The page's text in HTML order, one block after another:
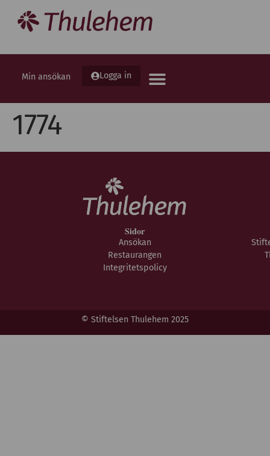
Min ansökan Logga in
1774
Sidor
Ansökan
Restaurangen
Integritetspolicy
© Stiftelsen Thulehem 2025